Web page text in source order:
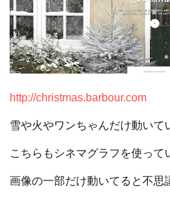
http://christmas.barbour.com
雪や火やワンちゃんだけ動いて
こちらもシネマグラフを使って
画像の一部だけ動いてると不思